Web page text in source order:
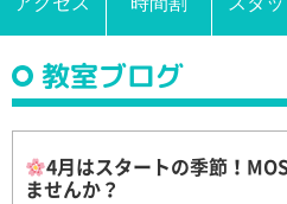
教室ブログ
4月はスタートの季節！
ませんか？